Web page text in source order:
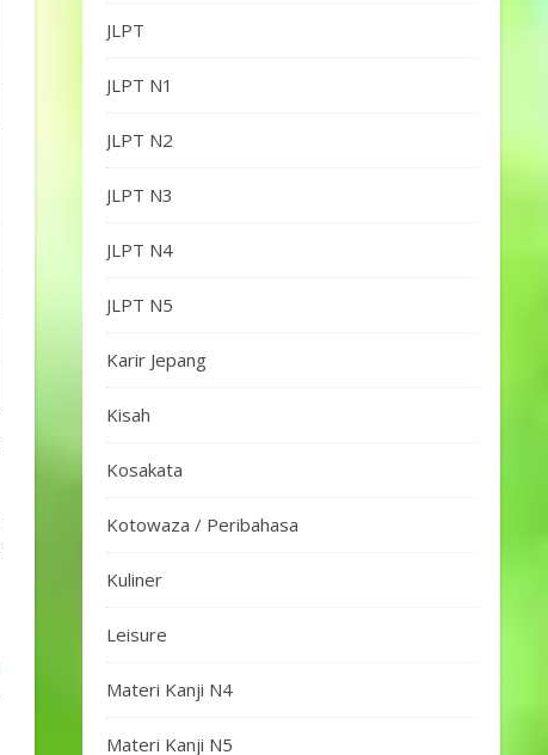
JLPT
JLPT N1
JLPT N2
JLPT N3
JLPT N4
JLPT N5
Karir Jepang
Kisah
Kosakata
Kotowaza / Peribahasa
Kuliner
Leisure
Materi Kanji N4
Materi Kanji N5